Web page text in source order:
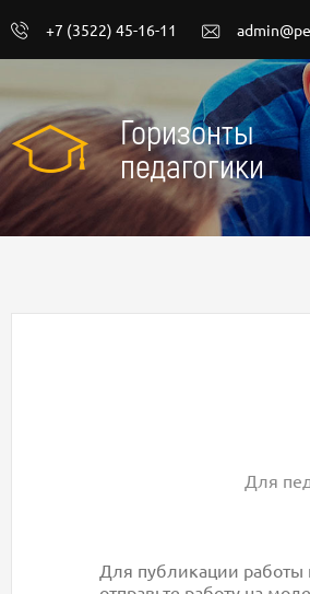
+7 (3522) 45-16-11
Горизонты
педагогики
Для
Для публикации работы